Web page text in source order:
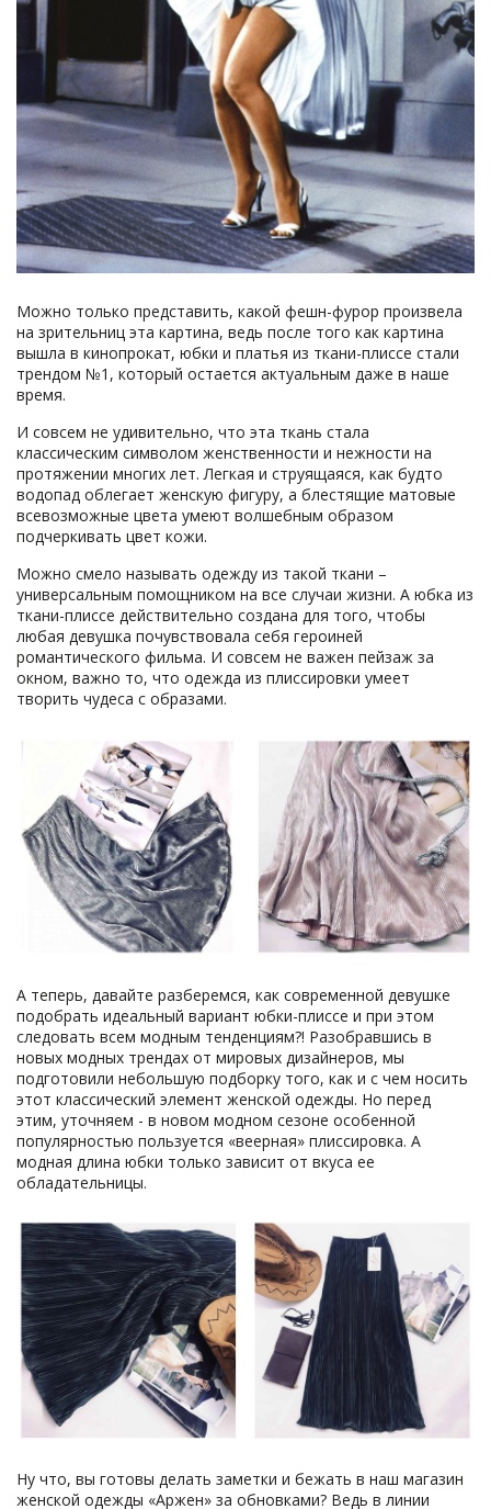
Можно только представить, какой фешн-фурор произвела
на зрительниц эта картина, ведь после того как картина
вышла в кинопрокат, юбки и платья из ткани-плиссе стали
трендом №1, который остается актуальным даже в наше
время.
И совсем не удивительно, что эта ткань стала
классическим символом женственности и нежности на
протяжении многих лет. Легкая и струящаяся, как будто
водопад облегает женскую фигуру, а блестящие матовые
всевозможные цвета умеют волшебным образом
подчеркивать цвет кожи.
Можно смело называть одежду из такой ткани –
универсальным помощником на все случаи жизни. А юбка из
ткани-плиссе действительно создана для того, чтобы
любая девушка почувствовала себя героиней
романтического фильма. И совсем не важен пейзаж за
окном, важно то, что одежда из плиссировки умеет
творить чудеса с образами.
А теперь, давайте разберемся, как современной девушке
подобрать идеальный вариант юбки-плиссе и при этом
следовать всем модным тенденциям?! Разобравшись в
новых модных трендах от мировых дизайнеров, мы
подготовили небольшую подборку того, как и с чем носить
этот классический элемент женской одежды. Но перед
этим, уточняем - в новом модном сезоне особенной
популярностью пользуется «веерная» плиссировка. А
модная длина юбки только зависит от вкуса ее
обладательницы.
Ну что, вы готовы делать заметки и бежать в наш магазин
женской одежды «Аржен» за обновками? Ведь в линии